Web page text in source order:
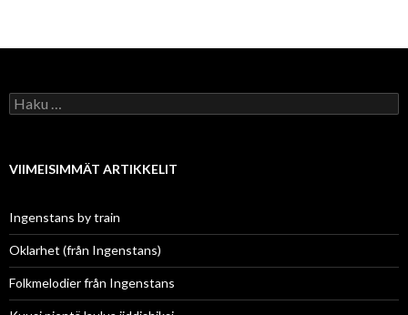
Haku:
VIIMEISIMMÄT ARTIKKELIT
Ingenstans by train
Oklarhet (från Ingenstans)
Folkmelodier från Ingenstans